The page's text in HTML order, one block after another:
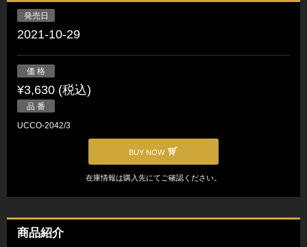
発売日
2021-10-29
価 格
¥3,630 (税込)
品 番
UCCO-2042/3
BUY NOW
在庫情報は購入先にてご確認ください。
商品紹介